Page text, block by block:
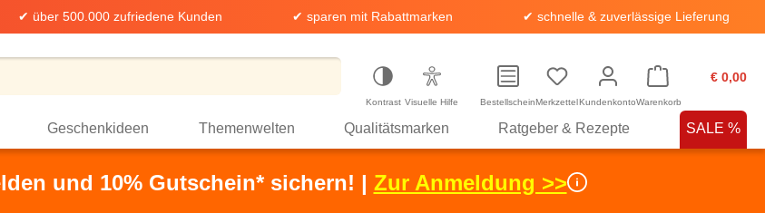
✔ über 500.000 zufriedene Kunden ✔ sparen mit Rabattmarken ✔ schnelle & zuverlässige Lieferung
Kontrast Visuelle Hilfe BestellscheinMerkzettelKundenkonto
€ 0,00
Warenkorb
Geschenkideen Themenwelten Qualitätsmarken Ratgeber & Rezepte SALE %
und 10% Gutschein* sichern! | Zur Anmeldung >>